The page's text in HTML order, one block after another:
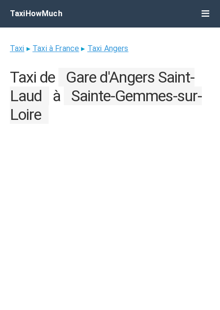
TaxiHowMuch
Taxi ▸ Taxi à France ▸ Taxi Angers
Taxi de
Gare d'Angers Saint-
Laud
à
Sainte-Gemmes-sur-
Loire